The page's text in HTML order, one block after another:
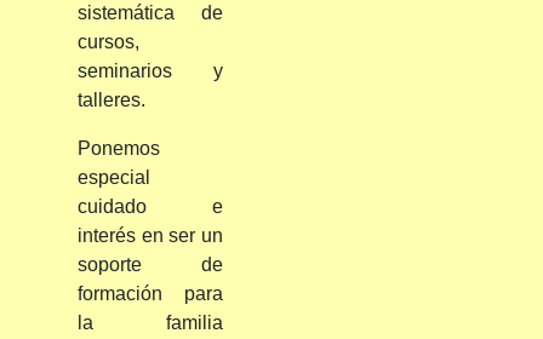
sistemática de
cursos,
seminarios y
talleres.
Ponemos
especial
cuidado e
interés en ser un
soporte de
formación para
la familia